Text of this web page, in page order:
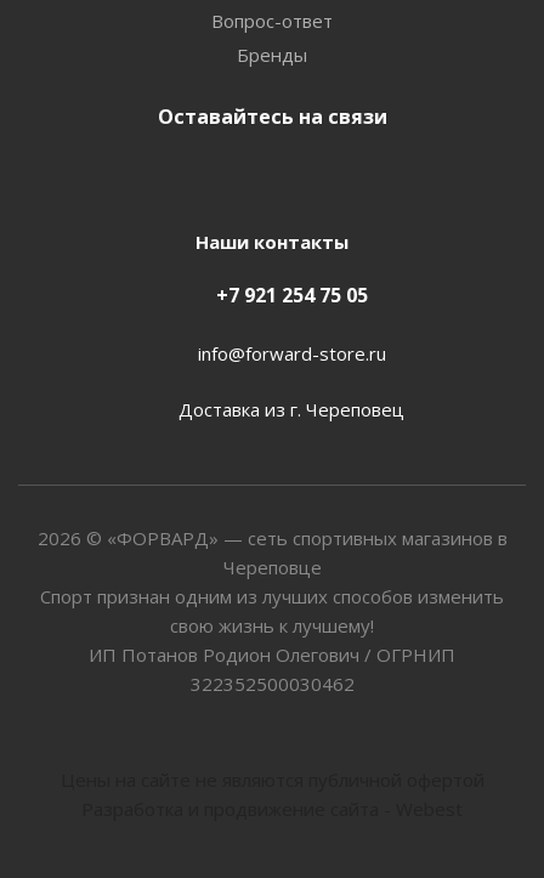
Вопрос-ответ
Бренды
Оставайтесь на связи
Наши контакты
+7 921 254 75 05
info@forward-store.ru
Доставка из г. Череповец
2026 © «ФОРВАРД» — сеть спортивных магазинов в
Череповце
Спорт признан одним из лучших способов изменить
свою жизнь к лучшему!
ИП Потанов Родион Олегович / ОГРНИП
322352500030462